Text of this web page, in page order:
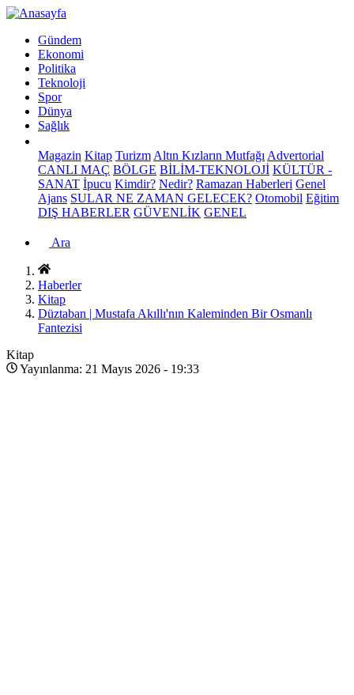
Gündem
Ekonomi
Politika
Teknoloji
Spor
Dünya
Sağlık
Magazin Kitap Turizm Altın Kızların Mutfağı Advertorial
CANLI MAÇ BÖLGE BİLİM-TEKNOLOJİ KÜLTÜR -
SANAT İpucu Kimdir? Nedir? Ramazan Haberleri Genel
Ajans SULAR NE ZAMAN GELECEK? Otomobil Eğitim
DIŞ HABERLER GÜVENLİK GENEL
Ara
Haberler
Kitap
Düztaban | Mustafa Akıllı'nın Kaleminden Bir Osmanlı
Fantezisi
Kitap
Yayınlanma: 21 Mayıs 2026 - 19:33